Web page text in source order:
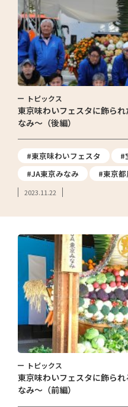
トピックス
東京味わいフェスタに飾ら
なみ～（後編）
#東京味わいフェスタ #
#JA東京みなみ
#東京
2023.11.22
トピックス
東京味わいフェスタに飾ら
なみ～（前編）